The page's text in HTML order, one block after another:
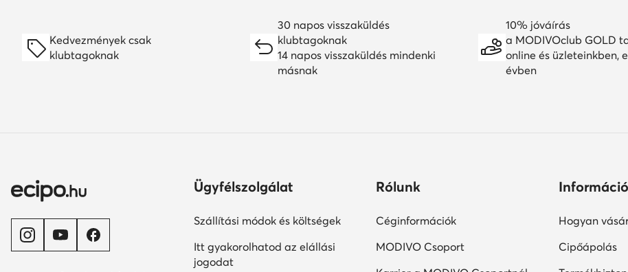
Kedvezmények csak
klubtagoknak
30 napos visszaküldés
klubtagoknak
14 napos visszaküldés mindenki
másnak
10% jóváírás
a MODIVOclub GOLD
online és üzleteinkben,
évben
Ügyfélszolgálat
Szállítási módok és költségek
Itt gyakorolhatod az elállási
jogodat
Rólunk
Céginformációk
MODIVO Csoport
Hogyan
Cipőápolás